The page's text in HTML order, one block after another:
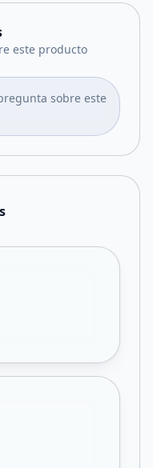
este producto
sobre este